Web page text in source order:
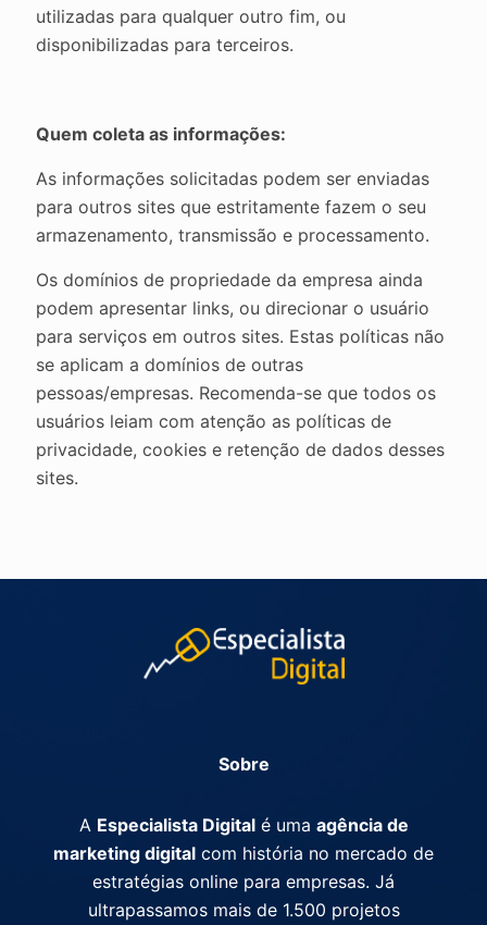
utilizadas para qualquer outro fim, ou
disponibilizadas para terceiros.
Quem coleta as informações:
As informações solicitadas podem ser enviadas
para outros sites que estritamente fazem o seu
armazenamento, transmissão e processamento.
Os domínios de propriedade da empresa ainda
podem apresentar links, ou direcionar o usuário
para serviços em outros sites. Estas políticas não
se aplicam a domínios de outras
pessoas/empresas. Recomenda-se que todos os
usuários leiam com atenção as políticas de
privacidade, cookies e retenção de dados desses
sites.
Sobre
A Especialista Digitalé uma agência de
marketing digital com história no mercado de
estratégias online para empresas. Já
ultrapassamos mais de 1.500 projetos